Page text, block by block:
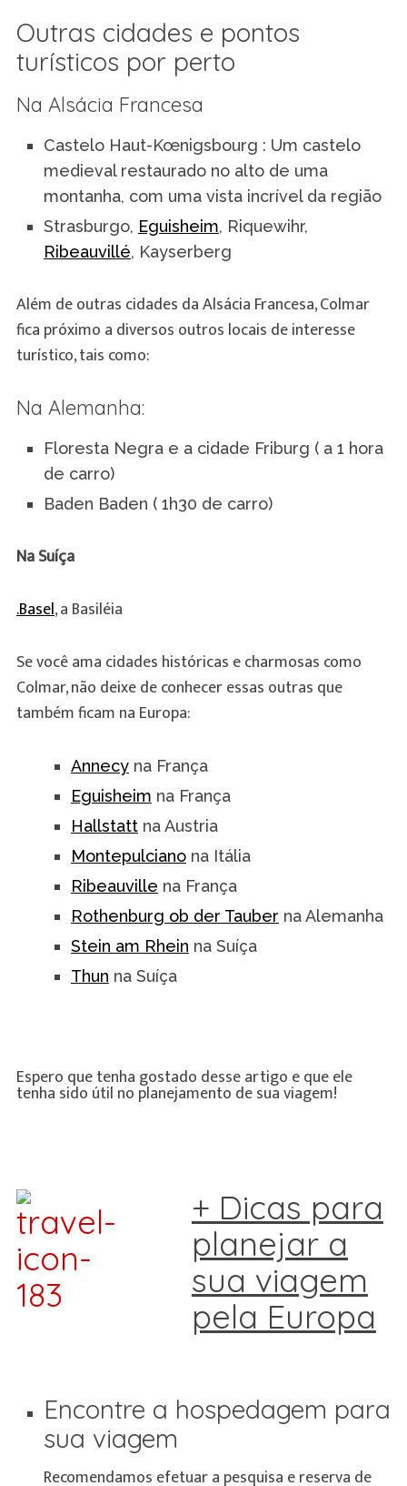
Outras cidades e pontos
turísticos por perto
Na Alsácia Francesa
Castelo Haut-Kœnigsbourg : Um castelo
medieval restaurado no alto de uma
montanha, com uma vista incrível da região
Strasburgo, Eguisheim, Riquewihr,
Ribeauvillé, Kayserberg
Além de outras cidades da Alsácia Francesa, Colmar
fica próximo a diversos outros locais de interesse
turístico, tais como:
Na Alemanha:
Floresta Negra e a cidade Friburg ( a 1 hora
de carro)
Baden Baden ( 1h30 de carro)
Na Suíça
.Basel, a Basiléia
Se você ama cidades históricas e charmosas como
Colmar, não deixe de conhecer essas outras que
também ficam na Europa:
Annecyna França
Eguisheim na França
Hallstattna Austria
Montepulcianona Itália
Ribeauville na França
Rothenburg ob der Tauber na Alemanha
Stein am Rhein na Suíça
Thun na Suíça
Espero que tenha gostado desse artigo e que ele
tenha sido útil no planejamento de sua viagem!
+ Dicas para
planejar a
sua viagem
pela Europa
Encontre a hospedagem para
sua viagem
Recomendamos efetuar a pesquisa e reserva de